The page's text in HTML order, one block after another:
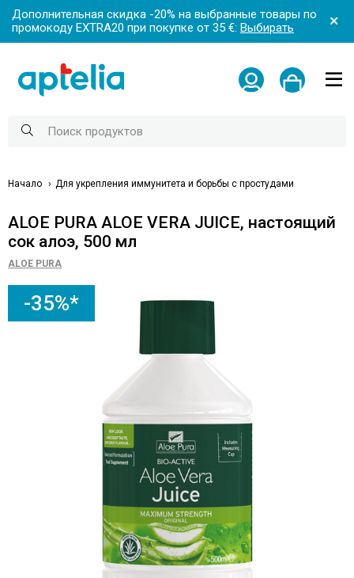
Дополнительная скидка -20% на выбранные товары по
промокоду EXTRA20 при покупке от 35 €: Выбирать
Начало Для укрепления иммунитета и борьбы с простудами
ALOE PURA ALOE VERA JUICE, настоящий
сок алоэ, 500 мл
ALOE PURA
-35%*